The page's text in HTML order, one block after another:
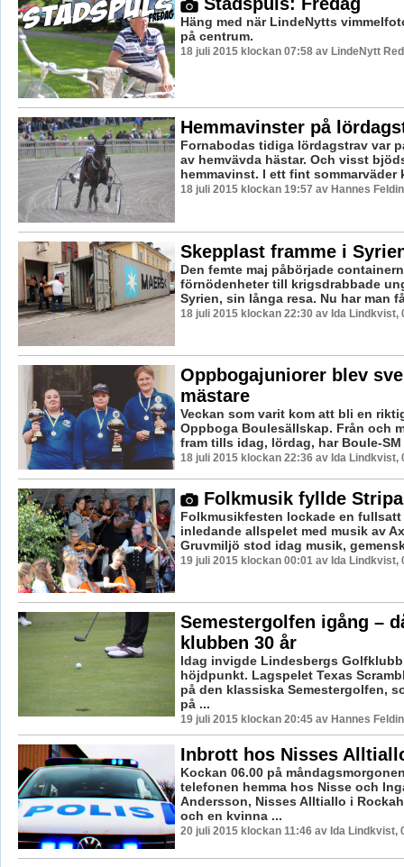
Häng med när LindeNytts
på centrum.
18 juli 2015 klockan 07:58 av LindeNytt
Hemmavinster på
Fornabodas tidiga lördagstrav var
av hemvävda hästar. Och visst
hemmavinst. I ett fint sommarväder
18 juli 2015 klockan 19:57 av Hannes
Skepplast framme i
Den femte maj påbörjade
förnödenheter till krigsdrabbade
Syrien, sin långa resa. Nu har man
18 juli 2015 klockan 22:30 av Ida Lindkvist,
Oppbogajuniorer blev
mästare
Veckan som varit kom att bli en
Oppboga Boulesällskap. Från och
fram tills idag, lördag, har Boule-SM
18 juli 2015 klockan 22:36 av Ida Lindkvist,
Folkmusik fyllde Stripa
Folkmusikfesten lockade en
inledande allspelet med musik av
Gruvmiljö stod idag musik,
19 juli 2015 klockan 00:01 av Ida Lindkvist,
Semestergolfen igång –
klubben 30 år
Idag invigde Lindesbergs
höjdpunkt. Lagspelet Texas
på den klassiska Semestergolfen,
på ...
19 juli 2015 klockan 20:45 av Hannes
Inbrott hos Nisses
Kockan 06.00 på
telefonen hemma hos Nisse och
Andersson, Nisses Alltiallo i
och en kvinna ...
20 juli 2015 klockan 11:46 av Ida Lindkvist,